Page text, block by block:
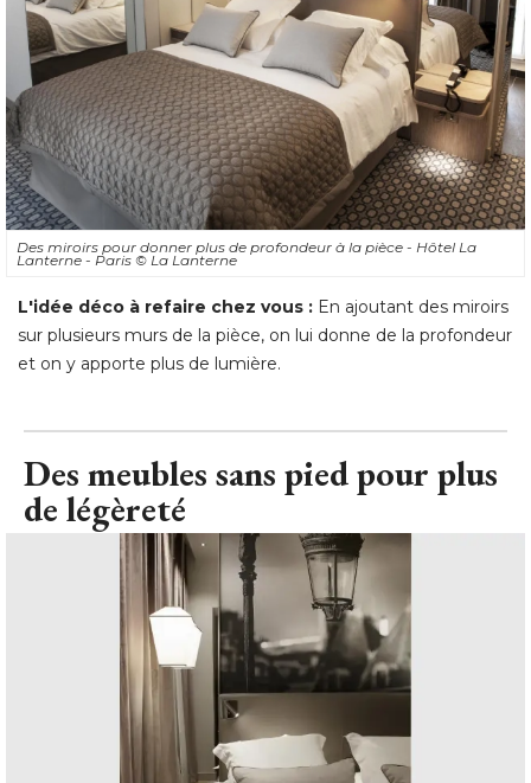
Des miroirs pour donner plus de profondeur à la pièce - Hôtel La
Lanterne - Paris © La Lanterne
L'idée déco à refaire chez vous : En ajoutant des miroirs
sur plusieurs murs de la pièce, on lui donne de la profondeur
et on y apporte plus de lumière.
Des meubles sans pied pour plus
de légèreté